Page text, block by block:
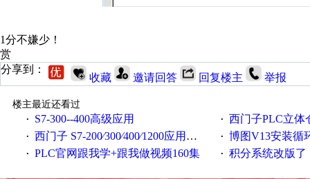
1分不嫌少！
赏
分享到：
收藏 邀请回答 回复楼主 举报
楼主最近还看过
·
S7-300--400高级应用 · 西门子PLC立体
· 西门子 S7-200∕300∕400∕1200应用案例讲解 · 博图V13安装循环重启
· PLC官网跟我学+跟我做视频160集 · 积分系统改版了，重说